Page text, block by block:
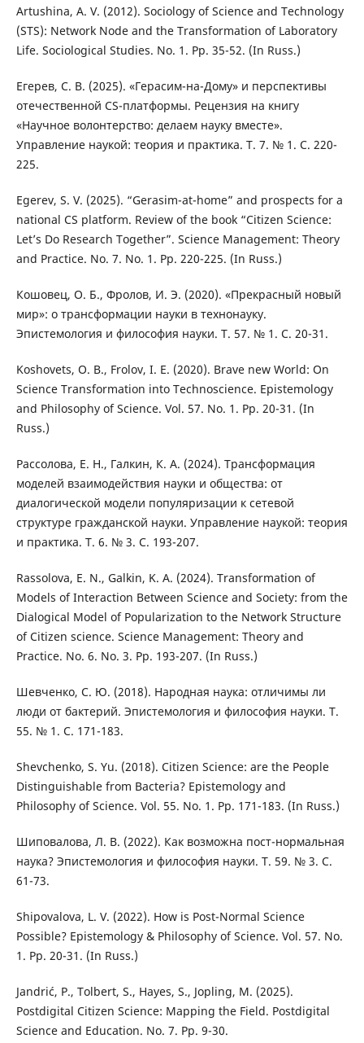
Artushina, A. V. (2012). Sociology of Science and Technology
(STS): Network Node and the Transformation of Laboratory
Life. Sociological Studies. No. 1. Pp. 35-52. (In Russ.)
Егерев, С. В. (2025). «Герасим-на-Дому» и перспективы
отечественной CS-платформы. Рецензия на книгу
«Научное волонтерство: делаем науку вместе».
Управление наукой: теория и практика. Т. 7. № 1. С. 220-
225.
Egerev, S. V. (2025). “Gerasim-at-home” and prospects for a
national CS platform. Review of the book “Citizen Science:
Let’s Do Research Together”. Science Management: Theory
and Practice. No. 7. No. 1. Pp. 220-225. (In Russ.)
Кошовец, О. Б., Фролов, И. Э. (2020). «Прекрасный новый
мир»: о трансформации науки в технонауку.
Эпистемология и философия науки. Т. 57. № 1. С. 20-31.
Koshovets, O. B., Frolov, I. E. (2020). Brave new World: On
Science Transformation into Technoscience. Epistemology
and Philosophy of Science. Vol. 57. No. 1. Pp. 20-31. (In
Russ.)
Рассолова, Е. Н., Галкин, К. А. (2024). Трансформация
моделей взаимодействия науки и общества: от
диалогической модели популяризации к сетевой
структуре гражданской науки. Управление наукой: теория
и практика. Т. 6. № 3. С. 193-207.
Rassolova, E. N., Galkin, K. A. (2024). Transformation of
Models of Interaction Between Science and Society: from the
Dialogical Model of Popularization to the Network Structure
of Citizen science. Science Management: Theory and
Practice. No. 6. No. 3. Pp. 193-207. (In Russ.)
Шевченко, С. Ю. (2018). Народная наука: отличимы ли
люди от бактерий. Эпистемология и философия науки. Т.
55. № 1. С. 171-183.
Shevchenko, S. Yu. (2018). Citizen Science: are the People
Distinguishable from Bacteria? Epistemology and
Philosophy of Science. Vol. 55. No. 1. Pp. 171-183. (In Russ.)
Шиповалова, Л. В. (2022). Как возможна пост-нормальная
наука? Эпистемология и философия науки. Т. 59. № 3. С.
61-73.
Shipovalova, L. V. (2022). How is Post-Normal Science
Possible? Epistemology & Philosophy of Science. Vol. 57. No.
1. Pp. 20-31. (In Russ.)
Jandrić, P., Tolbert, S., Hayes, S., Jopling, M. (2025).
Postdigital Citizen Science: Mapping the Field. Postdigital
Science and Education. No. 7. Pp. 9-30.